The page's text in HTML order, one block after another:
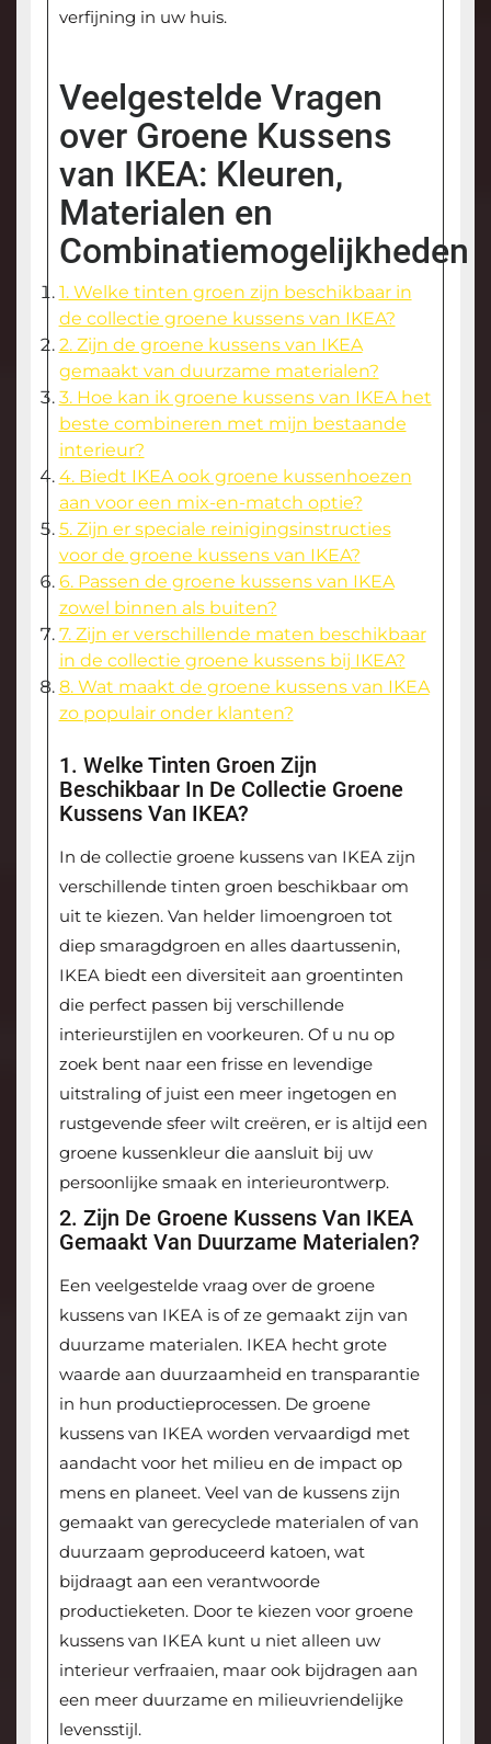
verfijning in uw huis.
Veelgestelde Vragen
over Groene Kussens
van IKEA: Kleuren,
Materialen en
Combinatiemogelijkheden
1. Welke tinten groen zijn beschikbaar in
de collectie groene kussens van IKEA?
2. Zijn de groene kussens van IKEA
gemaakt van duurzame materialen?
3. Hoe kan ik groene kussens van IKEA het
beste combineren met mijn bestaande
interieur?
4. Biedt IKEA ook groene kussenhoezen
aan voor een mix-en-match optie?
5. Zijn er speciale reinigingsinstructies
voor de groene kussens van IKEA?
6. Passen de groene kussens van IKEA
zowel binnen als buiten?
7. Zijn er verschillende maten beschikbaar
in de collectie groene kussens bij IKEA?
8. Wat maakt de groene kussens van IKEA
zo populair onder klanten?
1. Welke Tinten Groen Zijn
Beschikbaar In De Collectie Groene
Kussens Van IKEA?
In de collectie groene kussens van IKEA zijn
verschillende tinten groen beschikbaar om
uit te kiezen. Van helder limoengroen tot
diep smaragdgroen en alles daartussenin,
IKEA biedt een diversiteit aan groentinten
die perfect passen bij verschillende
interieurstijlen en voorkeuren. Of u nu op
zoek bent naar een frisse en levendige
uitstraling of juist een meer ingetogen en
rustgevende sfeer wilt creëren, er is altijd een
groene kussenkleur die aansluit bij uw
persoonlijke smaak en interieurontwerp.
2. Zijn De Groene Kussens Van IKEA
Gemaakt Van Duurzame Materialen?
Een veelgestelde vraag over de groene
kussens van IKEA is of ze gemaakt zijn van
duurzame materialen. IKEA hecht grote
waarde aan duurzaamheid en transparantie
in hun productieprocessen. De groene
kussens van IKEA worden vervaardigd met
aandacht voor het milieu en de impact op
mens en planeet. Veel van de kussens zijn
gemaakt van gerecyclede materialen of van
duurzaam geproduceerd katoen, wat
bijdraagt aan een verantwoorde
productieketen. Door te kiezen voor groene
kussens van IKEA kunt u niet alleen uw
interieur verfraaien, maar ook bijdragen aan
een meer duurzame en milieuvriendelijke
levensstijl.